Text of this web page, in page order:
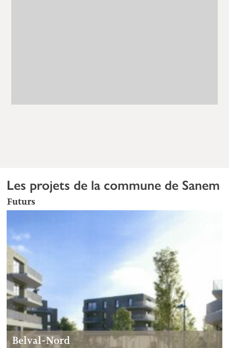
Les projets de la commune de Sanem
Futurs
Belval-Nord